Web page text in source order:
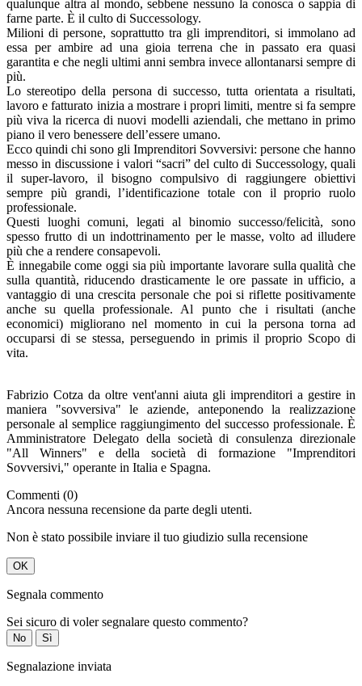
qualunque altra al mondo, sebbene nessuno la conosca o sappia di
farne parte. È il culto di Successology.
Milioni di persone, soprattutto tra gli imprenditori, si immolano ad
essa per ambire ad una gioia terrena che in passato era quasi
garantita e che negli ultimi anni sembra invece allontanarsi sempre di
più.
Lo stereotipo della persona di successo, tutta orientata a risultati,
lavoro e fatturato inizia a mostrare i propri limiti, mentre si fa sempre
più viva la ricerca di nuovi modelli aziendali, che mettano in primo
piano il vero benessere dell’essere umano.
Ecco quindi chi sono gli Imprenditori Sovversivi: persone che hanno
messo in discussione i valori “sacri” del culto di Successology, quali
il super-lavoro, il bisogno compulsivo di raggiungere obiettivi
sempre più grandi, l’identificazione totale con il proprio ruolo
professionale.
Questi luoghi comuni, legati al binomio successo/felicità, sono
spesso frutto di un indottrinamento per le masse, volto ad illudere
più che a rendere consapevoli.
È innegabile come oggi sia più importante lavorare sulla qualità che
sulla quantità, riducendo drasticamente le ore passate in ufficio, a
vantaggio di una crescita personale che poi si riflette positivamente
anche su quella professionale. Al punto che i risultati (anche
economici) migliorano nel momento in cui la persona torna ad
occuparsi di se stessa, perseguendo in primis il proprio Scopo di
vita.
Fabrizio Cotza da oltre vent'anni aiuta gli imprenditori a gestire in
maniera "sovversiva" le aziende, anteponendo la realizzazione
personale al semplice raggiungimento del successo professionale. È
Amministratore Delegato della società di consulenza direzionale
"All Winners" e della società di formazione "Imprenditori
Sovversivi," operante in Italia e Spagna.
Commenti (0)
Ancora nessuna recensione da parte degli utenti.
Non è stato possibile inviare il tuo giudizio sulla recensione
OK
Segnala commento
Sei sicuro di voler segnalare questo commento?
No Sì
Segnalazione inviata